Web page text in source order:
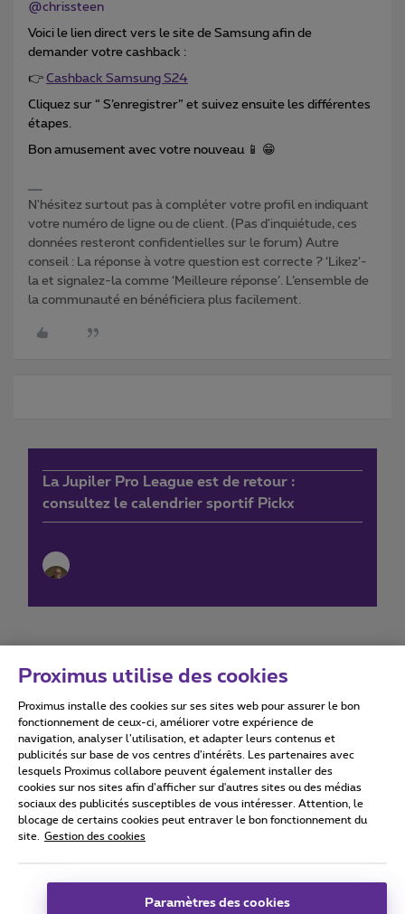
@chrissteen
Voici le lien direct vers le site de Samsung afin de
demander votre cashback :
👉 Cashback Samsung S24
Cliquez sur “ S’enregistrer” et suivez ensuite les différentes
étapes.
Bon amusement avec votre nouveau 📱 😁
N'hésitez surtout pas à compléter votre profil en indiquant
votre numéro de ligne ou de client. (Pas d'inquiétude, ces
données resteront confidentielles sur le forum) Autre
conseil : La réponse à votre question est correcte ? ‘Likez’-
la et signalez-la comme ‘Meilleure réponse’. L’ensemble de
la communauté en bénéficiera plus facilement.
La Jupiler Pro League est de retour :
consultez le calendrier sportif Pickx
Conditions d'utilisation Accessibility statement
Tous droits réservés. © 2026
Conditions générales, info consommateur
Coordonnées de l’entreprise
Proximus utilise des cookies
Proximus installe des cookies sur ses sites web pour assurer le bon
fonctionnement de ceux-ci, améliorer votre expérience de
navigation, analyser l’utilisation, et adapter leurs contenus et
publicités sur base de vos centres d’intérêts. Les partenaires avec
lesquels Proximus collabore peuvent également installer des
cookies sur nos sites afin d’afficher sur d'autres sites ou des médias
sociaux des publicités susceptibles de vous intéresser. Attention, le
blocage de certains cookies peut entraver le bon fonctionnement du
site.
Gestion des cookies
Paramètres des cookies